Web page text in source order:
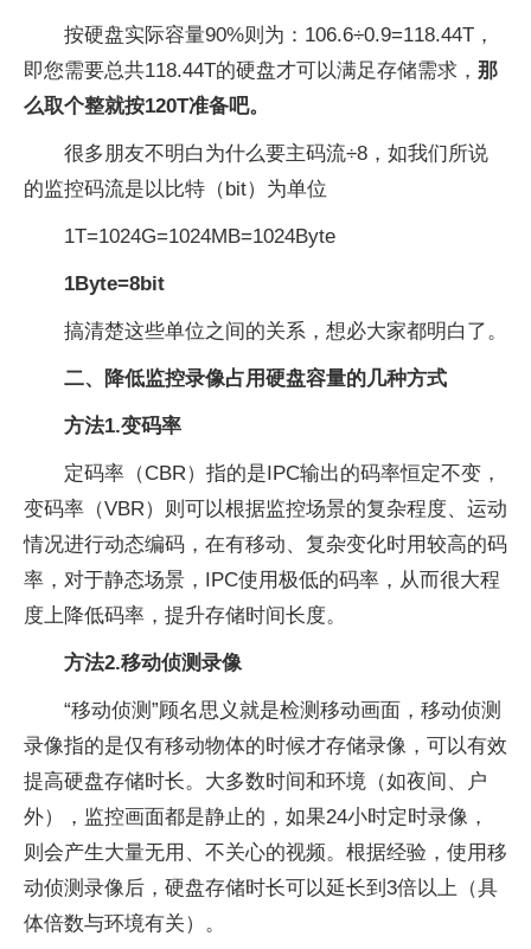
按硬盘实际容量90%则为：106.6÷0.9=118.44T，
即您需要总共118.44T的硬盘才可以满足存储需求， 那
么取个整就按120T准备吧。
很多朋友不明白为什么要主码流÷8，如我们所说
的监控码流是以比特（bit）为单位
1T=1024G=1024MB=1024Byte
1Byte=8bit
搞清楚这些单位之间的关系，想必大家都明白了。
二、降低监控录像占用硬盘容量的几种方式
方法1.变码率
定码率（CBR）指的是IPC输出的码率恒定不变，
变码率（VBR）则可以根据监控场景的复杂程度、运动
情况进行动态编码，在有移动、复杂变化时用较高的码
率，对于静态场景，IPC使用极低的码率，从而很大程
度上降低码率，提升存储时间长度。
方法2.移动侦测录像
“移动侦测”顾名思义就是检测移动画面，移动侦测
录像指的是仅有移动物体的时候才存储录像，可以有效
提高硬盘存储时长。大多数时间和环境（如夜间、户
外），监控画面都是静止的，如果24小时定时录像，
则会产生大量无用、不关心的视频。根据经验，使用移
动侦测录像后，硬盘存储时长可以延长到3倍以上（具
体倍数与环境有关）。